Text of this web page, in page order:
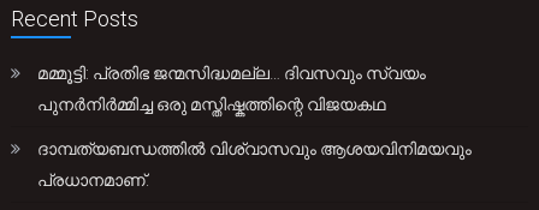
Recent Posts
മമ്മൂട്ടി: പ്രതിഭ ജന്മസിദ്ധമല്ല… ദിവസവും സ്വയം
പുനർനിർമ്മിച്ച ഒരു മസ്തിഷ്കത്തിന്റെ വിജയകഥ
ദാമ്പത്യബന്ധത്തിൽ വിശ്വാസവും ആശയവിനിമയവും
പ്രധാനമാണ്.